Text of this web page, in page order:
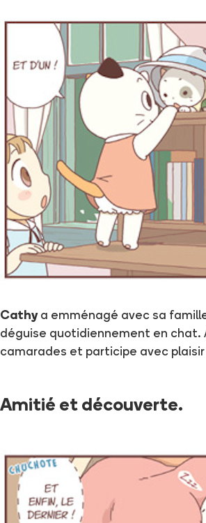
Cathy a emménagé avec sa
déguise quotidiennement en chat.
camarades et participe avec
Amitié et découverte.